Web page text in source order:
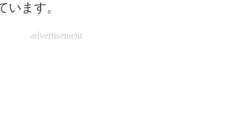
います。
advertisement